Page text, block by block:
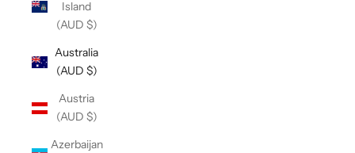
Island
(AUD $)
Australia
(AUD $)
Austria
(AUD $)
Azerbaijan